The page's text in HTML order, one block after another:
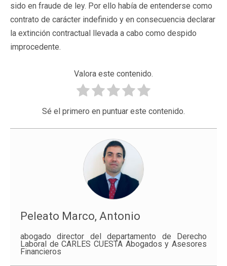
sido en fraude de ley. Por ello había de entenderse como
contrato de carácter indefinido y en consecuencia declarar
la extinción contractual llevada a cabo como despido
improcedente.
Valora este contenido.
Sé el primero en puntuar este contenido.
Peleato Marco, Antonio
abogado director del departamento de Derecho
Laboral de CARLES CUESTA Abogados y Asesores
Financieros